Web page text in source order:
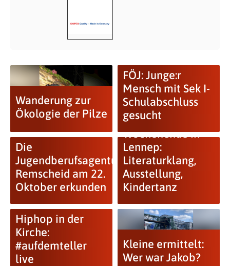
Wanderung zur
Ökologie der Pilze
FÖJ: Junge:r
Mensch mit Sek I-
Schulabschluss
gesucht
Die
Jugendberufsagentur
Remscheid am 22.
Oktober erkunden
Langes
Wochenende in
Lennep:
Literaturklang,
Ausstellung,
Kindertanz
Hiphop in der
Kirche:
#aufdemteller
live
Kleine ermittelt:
Wer war Jakob?